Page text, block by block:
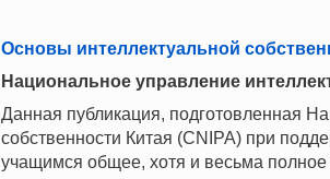
Основы интеллектуальной
Национальное управление
Данная публикация, подготовленная
собственности Китая (CNIPA) при
учащимся общее, хотя и весьма